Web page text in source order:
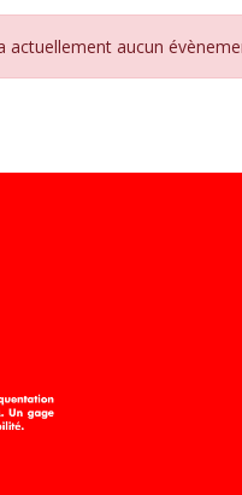
actuellement aucun